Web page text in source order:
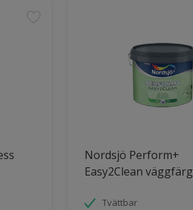
Nordsjö Perform+
Easy2Clean väggfärg
Tvättbar